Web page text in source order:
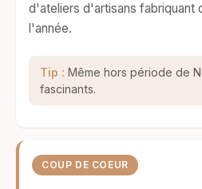
d'ateliers d'artisans fabriquant
l'année.
Tip : Même hors période de
fascinants.
COUP DE COEUR